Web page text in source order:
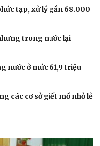
sổ tình yêu
tạp, xử lý gần 68.000
trong nước lại
nước ở mức 61,9 triệu
các cơ sở giết mổ nhỏ lẻ